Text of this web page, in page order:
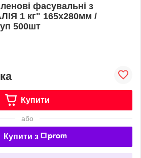
фасувальні з
1 кг" 165х280мм /
500шт
Купити
або
Купити з